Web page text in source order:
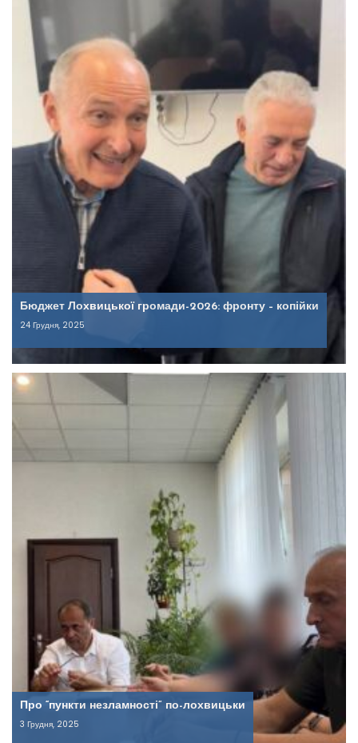
Бюджет Лохвицької громади-2026: фронту – копійки
24 Грудня, 2025
Про “пункти незламності” по-лохвицьки
3 Грудня, 2025